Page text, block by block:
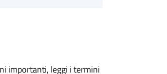
importanti, leggi i termini